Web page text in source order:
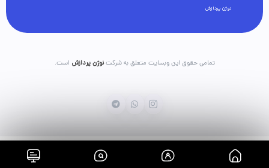
نوژن پردازش
تمامی حقوق این وبسایت متعلق به شرکتنوژن پردازش است.
فروشگاه پنل